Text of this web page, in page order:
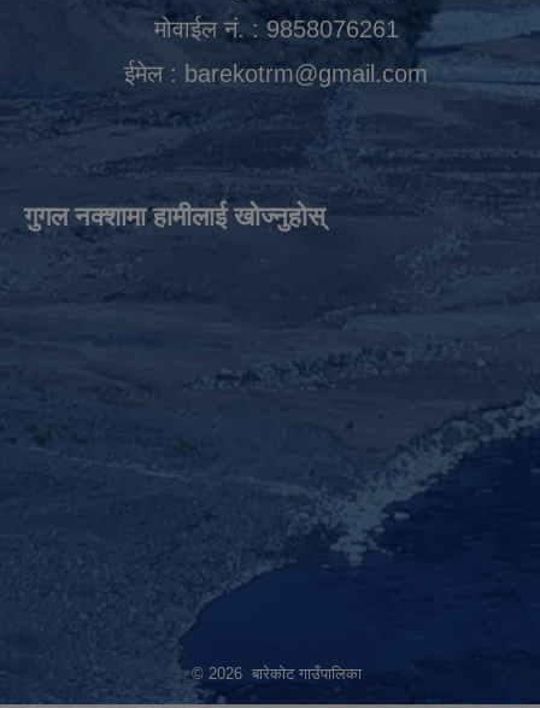
मोवाईल नं. : 9858076261
ईमेल : barekotrm@gmail.com
गुगल नक्शामा हामीलाई खोज्नुहोस्
© 2026 बारेकोट गाउँपालिका